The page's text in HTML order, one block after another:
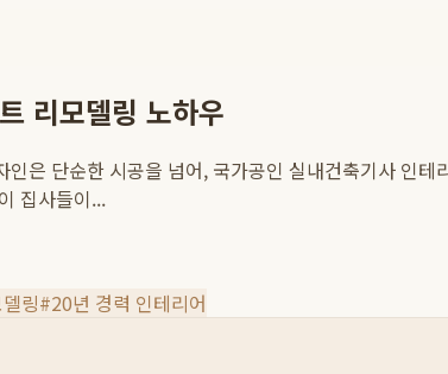
리모델링 노하우
은 단순한 시공을 넘어, 국가공인 실내건축기사 인
집사들이...
링#20년 경력 인테리어